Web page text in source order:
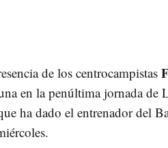
de los centrocampistas
en la penúltima jornada de
ha dado el entrenador del